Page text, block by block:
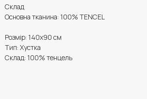
Склад
Основна тканина: 100% TENCEL
Розмір: 140х90 см
Тип: Хустка
Склад: 100% тенцель